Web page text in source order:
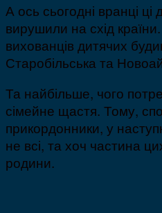
А ось сьогодні вранці ці
вирушили на схід
вихованців дитячих
Старобільська та
Та найбільше, чого
сімейне щастя. Тому,
прикордонники, у
не всі, та хоч частина
родини.